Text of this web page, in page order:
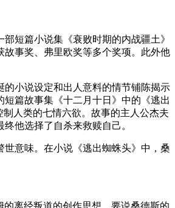
短篇小说集《衰败时期的内战疆土》
故事奖、弗里欧奖等多个奖项。此外他
小说设定和出人意料的情节铺陈揭示
篇故事集《十二月十日》中的《逃出
人类的七情六欲。故事的主人公杰夫
他选择了自杀来救赎自己。
意味。在小说《逃出蜘蛛头》中，桑
离经叛道的创作思想。要说桑德斯的